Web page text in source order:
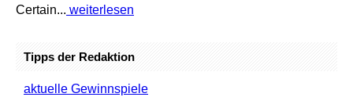
Certain... weiterlesen
Tipps der Redaktion
aktuelle Gewinnspiele